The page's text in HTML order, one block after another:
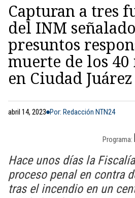
Capturan a tres
del INM
presuntos
muerte de los
en Ciudad Juárez
abril 14, 2023 Por: Redacción NTN24
Programa:
Hace unos días la
proceso penal en contra
tras el incendio en un